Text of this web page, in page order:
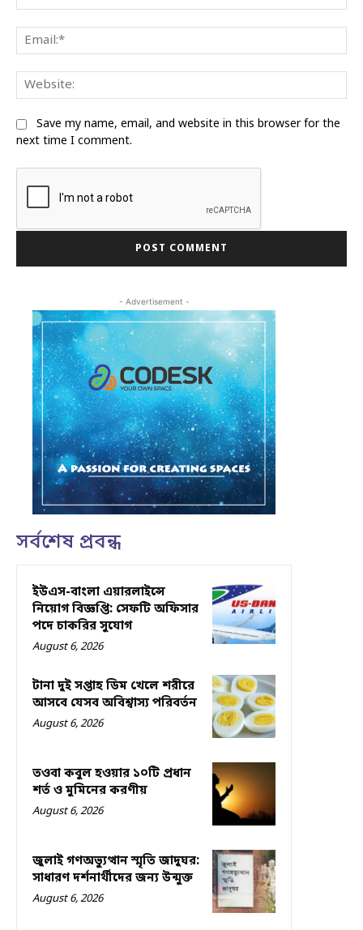
Save my name, email, and website in this browser for the
next time I comment.
- Advertisement -
সর্বশেষ প্রবন্ধ
ইউএস-বাংলা এয়ারলাইন্সে
নিয়োগ বিজ্ঞপ্তি: সেফটি অফিসার
পদে চাকরির সুযোগ
August 6, 2026
টানা দুই সপ্তাহ ডিম খেলে শরীরে
আসবে যেসব অবিশ্বাস্য পরিবর্তন
August 6, 2026
তওবা কবুল হওয়ার ১০টি প্রধান
শর্ত ও মুমিনের করণীয়
August 6, 2026
জুলাই গণঅভ্যুত্থান স্মৃতি জাদুঘর:
সাধারণ দর্শনার্থীদের জন্য উন্মুক্ত
August 6, 2026